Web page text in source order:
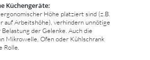
Küchengeräte:
Höhe platziert sind (z.B.
auf Arbeitshöhe), verhindern unnötige
der Gelenke. Auch die
Mikrowelle, Ofen oder Kühlschrank
Rolle.